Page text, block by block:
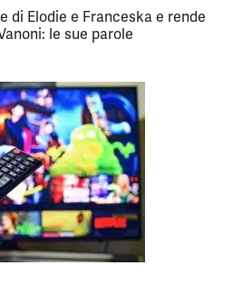
di Elodie e Franceska e rende
le sue parole